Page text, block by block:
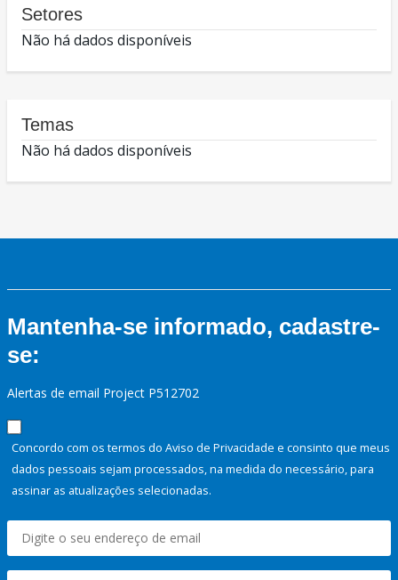
Setores
Não há dados disponíveis
Temas
Não há dados disponíveis
Mantenha-se informado, cadastre-
se:
Alertas de email Project P512702
Concordo com os termos do Aviso de Privacidade e consinto que meus
dados pessoais sejam processados, na medida do necessário, para
assinar as atualizações selecionadas.